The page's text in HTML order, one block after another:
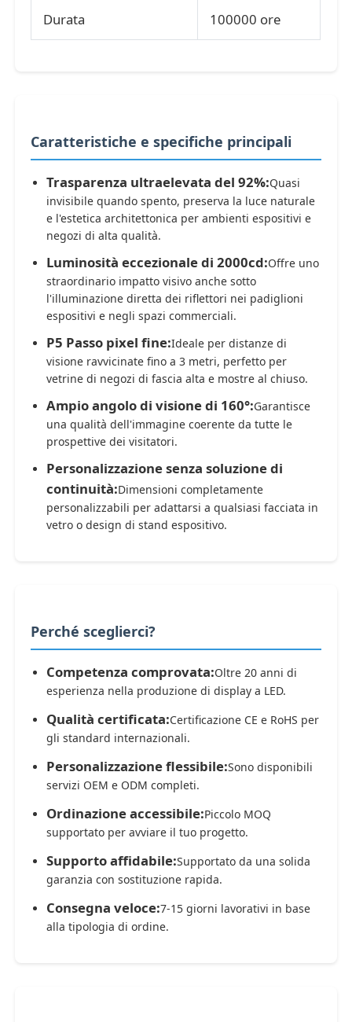
Durata 100000 ore
Caratteristiche e specifiche principali
Trasparenza ultraelevata del 92%:Quasi
invisibile quando spento, preserva la luce naturale
e l'estetica architettonica per ambienti espositivi e
negozi di alta qualità.
Luminosità eccezionale di 2000cd:Offre uno
straordinario impatto visivo anche sotto
l'illuminazione diretta dei riflettori nei padiglioni
espositivi e negli spazi commerciali.
P5 Passo pixel fine:Ideale per distanze di
visione ravvicinate fino a 3 metri, perfetto per
vetrine di negozi di fascia alta e mostre al chiuso.
Ampio angolo di visione di 160°:Garantisce
una qualità dell'immagine coerente da tutte le
prospettive dei visitatori.
Personalizzazione senza soluzione di
continuità:Dimensioni completamente
personalizzabili per adattarsi a qualsiasi facciata in
vetro o design di stand espositivo.
Perché sceglierci?
Competenza comprovata:Oltre 20 anni di
esperienza nella produzione di display a LED.
Qualità certificata:Certificazione CE e RoHS per
gli standard internazionali.
Personalizzazione flessibile:Sono disponibili
servizi OEM e ODM completi.
Ordinazione accessibile:Piccolo MOQ
supportato per avviare il tuo progetto.
Supporto affidabile:Supportato da una solida
garanzia con sostituzione rapida.
Consegna veloce:7-15 giorni lavorativi in ​​base
alla tipologia di ordine.